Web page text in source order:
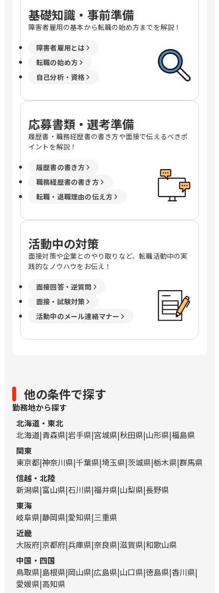
基礎知識・事前準備
障害者雇用の基本から転職の始め方までを解説！
障害者雇用とは
転職の始め方
自己分析・資格
応募書類・選考準備
履歴書・職務経歴書の書き方や面接で伝えるべきポ
イントを解説！
履歴書の書き方
職務経歴書の書き方
転職・退職理由の伝え方
活動中の対策
面接対策や企業とのやり取りなど、転職活動中の実
践的なノウハウをお伝え！
面接回答・逆質問
面接・試験対策
活動中のメール連絡マナー
他の条件で探す
勤務地から探す
北海道・東北
北海道 青森県 岩手県 宮城県 秋田県 山形県 福島県
関東
東京都 神奈川県 千葉県 埼玉県 茨城県 栃木県 群馬県
信越・北陸
新潟県 富山県 石川県 福井県 山梨県 長野県
東海
岐阜県 静岡県 愛知県 三重県
近畿
大阪府 京都府 兵庫県 奈良県 滋賀県 和歌山県
中国・四国
鳥取県 島根県 岡山県 広島県 山口県 徳島県 香川県
愛媛県 高知県